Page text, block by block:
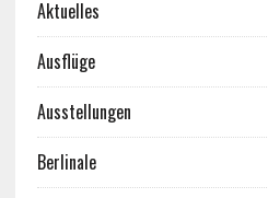
Aktuelles
Ausflüge
Ausstellungen
Berlinale